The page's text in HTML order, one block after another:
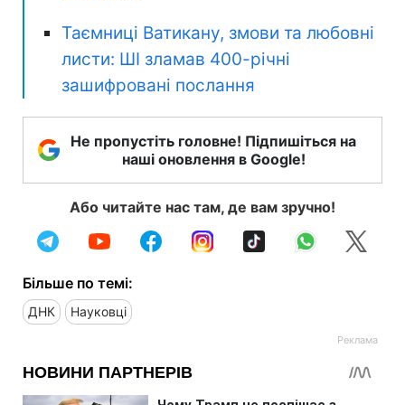
Таємниці Ватикану, змови та любовні
листи: ШІ зламав 400-річні
зашифровані послання
Не пропустіть головне! Підпишіться на
наші оновлення в Google!
Або читайте нас там, де вам зручно!
Більше по темі:
ДНК Науковці